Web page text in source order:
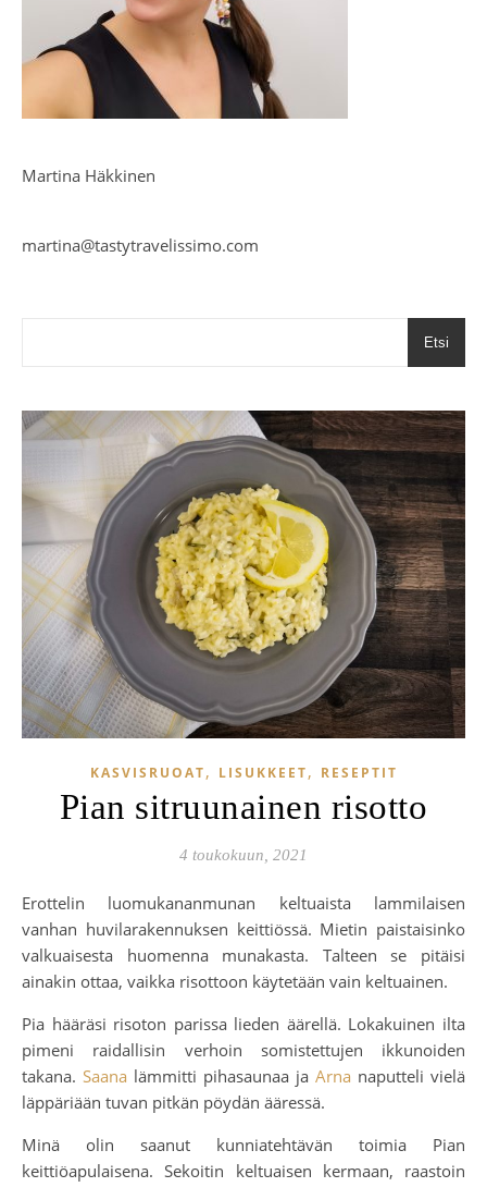
Martina Häkkinen
martina@tastytravelissimo.com
Etsi
KASVISRUOAT, LISUKKEET, RESEPTIT
Pian sitruunainen risotto
4 toukokuun, 2021
Erottelin luomukananmunan keltuaista lammilaisen
vanhan huvilarakennuksen keittiössä. Mietin paistaisinko
valkuaisesta huomenna munakasta. Talteen se pitäisi
ainakin ottaa, vaikka risottoon käytetään vain keltuainen.
Pia hääräsi risoton parissa lieden äärellä. Lokakuinen ilta
pimeni raidallisin verhoin somistettujen ikkunoiden
takana. Saana lämmitti pihasaunaa ja Arna naputteli vielä
läppäriään tuvan pitkän pöydän ääressä.
Minä olin saanut kunniatehtävän toimia Pian
keittiöapulaisena. Sekoitin keltuaisen kermaan, raastoin